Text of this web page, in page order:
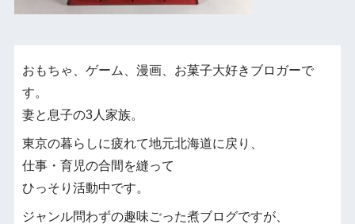
おもちゃ、ゲーム、漫画、お菓子大好きブロガーで
す。
妻と息子の3人家族。
東京の暮らしに疲れて地元北海道に戻り、
仕事・育児の合間を縫って
ひっそり活動中です。
ジャンル問わずの趣味ごった煮ブログですが、